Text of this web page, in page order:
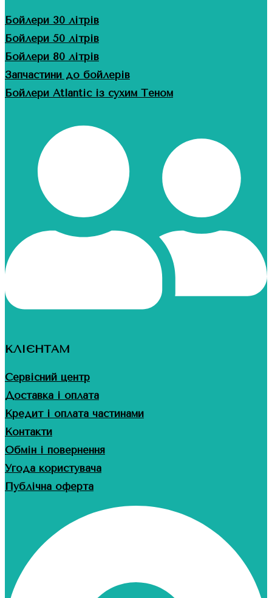
Бойлери 30 літрів
Бойлери 50 літрів
Бойлери 80 літрів
Запчастини до бойлерів
Бойлери Atlantic із сухим Теном
КЛІЄНТАМ
Сервісний центр
Доставка і оплата
Кредит і оплата частинами
Контакти
Обмін і повернення
Угода користувача
Публічна оферта